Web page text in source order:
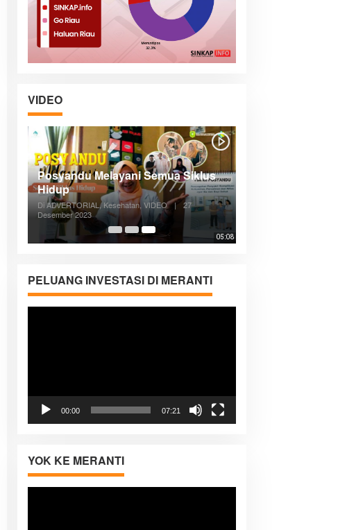
VIDEO
05:08
Posyandu Melayani Semua Siklus
Hidup
Di ADVERTORIAL, Kesehatan, VIDEO |
27
Desember 2023
PELUANG INVESTASI DI MERANTI
00:00 07:21
YOK KE MERANTI